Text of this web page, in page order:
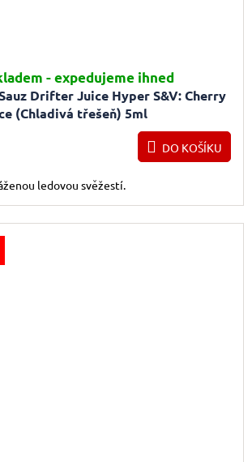
Drifter Juice Hyper S&V: Cherry
(Chladivá třešeň) 5ml
- expedujeme ihned
DO KOŠÍKU
ledovou svěžestí.